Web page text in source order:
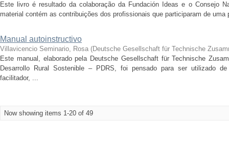
Este livro é resultado da colaboração da Fundación Ideas e o Consejo
material contém as contribuições dos profissionais que participaram de
Manual autoinstructivo
Villavicencio Seminario, Rosa (Deutsche Gesellschaft für Technische
Este manual, elaborado pela Deutsche Gesellschaft für Technische
Desarrollo Rural Sostenible – PDRS, foi pensado para ser utilizado
facilitador, ...
Now showing items 1-20 of 49